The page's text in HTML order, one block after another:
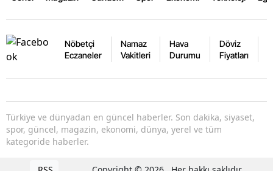
Nöbetçi
Eczaneler
Namaz
Vakitleri
Hava
Durumu
Döviz
Fiyatları
Türkiye ve dünyadan en güncel haberler. Son dakika, siyaset,
spor, güncel, magazin, ekonomi, dünya, yerel ve tüm
kategoride haberler.